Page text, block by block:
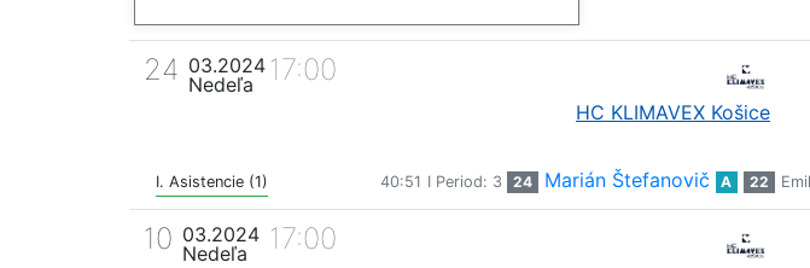
24 03.2024
Nedeľa
17:00
HC KLIMAVEX Košice
I. Asistencie (1) 40:51 I Period: 3 24 Marián Štefanovič A 22
10 03.2024
Nedeľa
17:00